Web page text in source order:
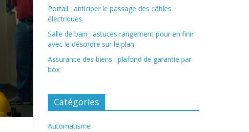
Portail : anticiper le passage des câbles
électriques
Salle de bain : astuces rangement pour en finir
avec le désordre sur le plan
Assurance des biens : plafond de garantie par
box
Catégories
Automatisme